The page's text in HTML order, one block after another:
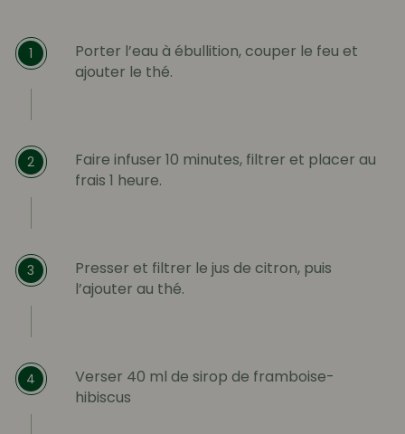
1
Porter l’eau à ébullition, couper le feu et
ajouter le thé.
2
Faire infuser 10 minutes, filtrer et placer au
frais 1 heure.
3
Presser et filtrer le jus de citron, puis
l’ajouter au thé.
4
Verser 40 ml de sirop de framboise-
hibiscus